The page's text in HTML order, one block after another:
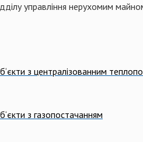
управління нерухомим
з централізованним
з газопостачанням